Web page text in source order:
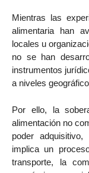
Mientras las
alimentaria han
locales u
no se han
instrumentos
a niveles
Por ello, la
alimentación no
poder
implica un
transporte, la